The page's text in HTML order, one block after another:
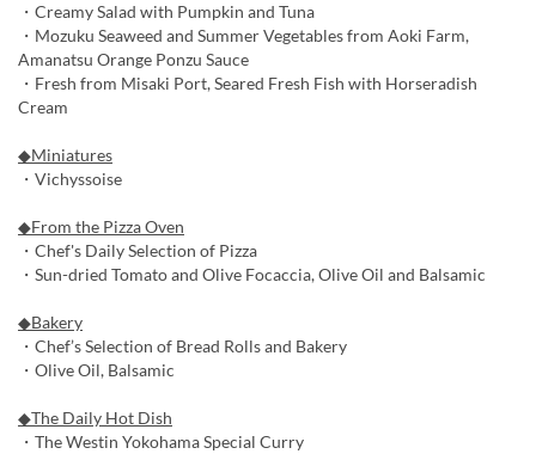
・Creamy Salad with Pumpkin and Tuna
・Mozuku Seaweed and Summer Vegetables from Aoki Farm,
Amanatsu Orange Ponzu Sauce
・Fresh from Misaki Port, Seared Fresh Fish with Horseradish
Cream
◆Miniatures
・Vichyssoise
◆From the Pizza Oven
・Chef's Daily Selection of Pizza
・Sun-dried Tomato and Olive Focaccia, Olive Oil and Balsamic
◆Bakery
・Chef’s Selection of Bread Rolls and Bakery
・Olive Oil, Balsamic
◆The Daily Hot Dish
・The Westin Yokohama Special Curry